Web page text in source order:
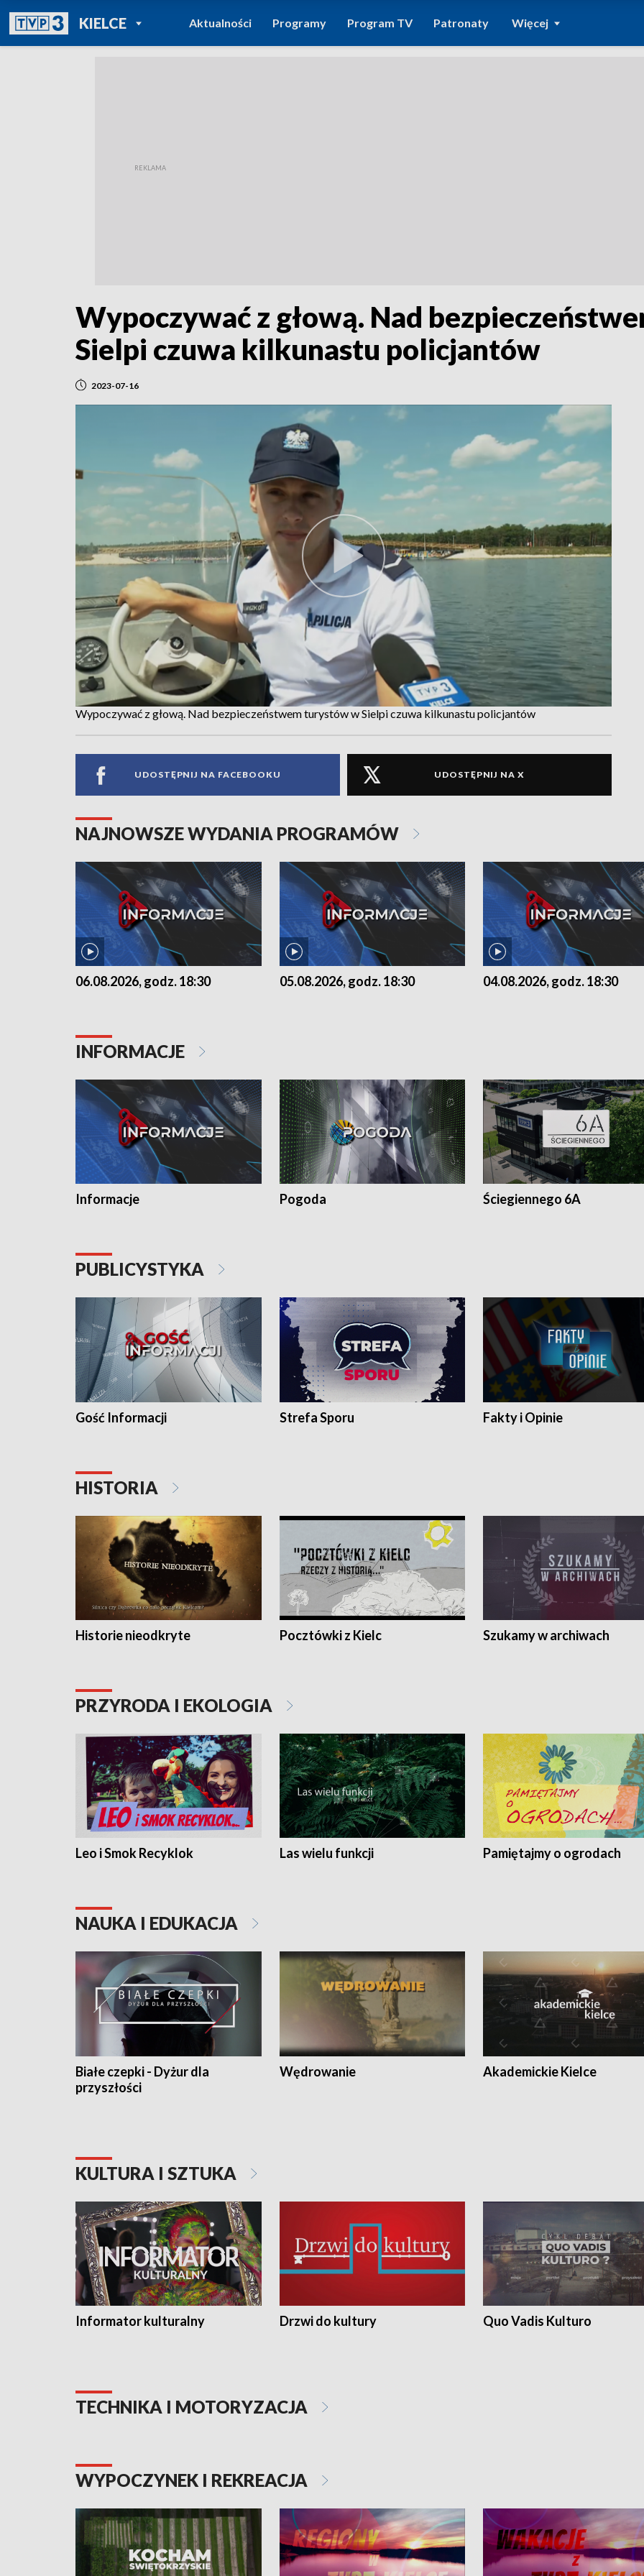
KIELCEPOWRÓT DO
TVP REGIONY
Aktualności Programy Program TV Patronaty Więcej
Wypoczywać z głową. Nad
Sielpi czuwa kilkunastu policjantów
2023-07-16
Wypoczywać z głową. Nad bezpieczeństwem turystów w Sielpi czuwa kilkunastu policjantów
UDOSTĘPNIJ NA FACEBOOKU UDOSTĘPNIJ NA X
NAJNOWSZE WYDANIA PROGRAMÓW
06.08.2026, godz. 18:30 05.08.2026, godz. 18:30 04.08.2026, godz. 18:30
INFORMACJE
Informacje Pogoda Ściegiennego 6A
PUBLICYSTYKA
Gość Informacji Strefa Sporu Fakty i Opinie
HISTORIA
Historie nieodkryte Pocztówki z Kielc Szukamy w archiwach
PRZYRODA I EKOLOGIA
Leo i Smok Recyklok Las wielu funkcji Pamiętajmy o ogrodach
NAUKA I EDUKACJA
Białe czepki - Dyżur dla
przyszłości
Wędrowanie Akademickie Kielce
KULTURA I SZTUKA
Informator kulturalny Drzwi do kultury Quo Vadis Kulturo
TECHNIKA I MOTORYZACJA
WYPOCZYNEK I REKREACJA